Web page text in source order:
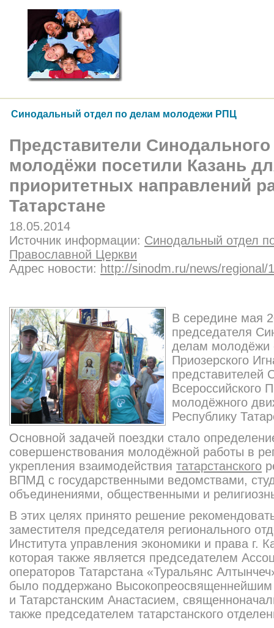
Синодальный отдел по делам молодежи РПЦ
Представители
молодёжи посетили Казань
приоритетных направлений
Татарстане
18.05.2014
Источник информации: Синодальный отдел
Православной Церкви
Адрес новости: http://sinodm.ru/news/regional/
В середине мая
председателя
делам молодёжи
Приозерского
представителей
Всероссийского
молодёжного
Республику
Основной задачей поездки стало
совершенствования молодёжной работы в
укрепления взаимодействия татарстанского
ВПМД с государственными ведомствами,
объединениями, общественными и
В этих целях принято решение
заместителя председателя регионального
Института управления экономики и права г.
которая также является председателем
операторов Татарстана «Туральянс
было поддержано
и Татарстанским Анастасием,
также председателем татарстанского